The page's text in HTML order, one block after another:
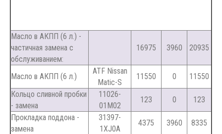
Масло в АКПП (6 л.) -
частичная замена с
обслуживанием:
16975 3960 20935
Масло в АКПП (6 л.)
ATF Nissan
Matic-S
11550 0
11550
Кольцо сливной пробки
- замена
11026-
01M02
123 0
123
Прокладка поддона -
замена
31397-
1XJ0A
4375 3960
8335